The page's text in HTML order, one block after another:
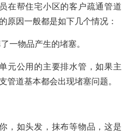
在帮住宅小区的客户疏通管道
原因一般都是如下几个情况：
一物品产生的堵塞。
元公用的主要排水管，如果主
管道基本都会出现堵塞问题。
，如头发，抹布等物品，这是